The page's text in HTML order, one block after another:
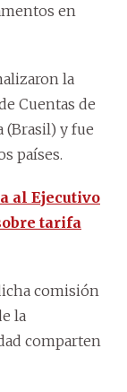
en
la
Cuentas de
(Brasil) y fue
países.
al Ejecutivo
tarifa
comisión
la
comparten